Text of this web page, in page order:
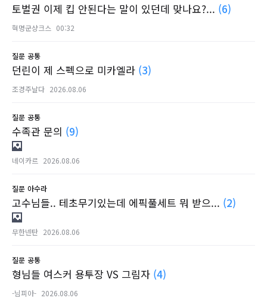
토벌권 이제 킵 안된다는 말이 있던데 맞나요?... (6)
혁명군샹크스 00:32
질문 공통
던린이 제 스펙으로 미카엘라 (3)
조경주날다 2026.08.06
질문 공통
수족관 문의 (9)
네이카르 2026.08.06
질문 아수라
고수님들.. 테초무기있는데 에픽풀세트 뭐 받으... (2)
무한넨탄 2026.08.06
질문 공통
형님들 여스커 용투장 VS 그림자 (4)
-님피아- 2026.08.06